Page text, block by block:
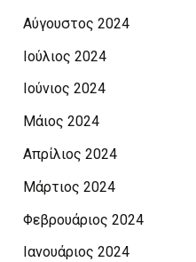
Αύγουστος 2024
Ιούλιος 2024
Ιούνιος 2024
Μάιος 2024
Απρίλιος 2024
Μάρτιος 2024
Φεβρουάριος 2024
Ιανουάριος 2024